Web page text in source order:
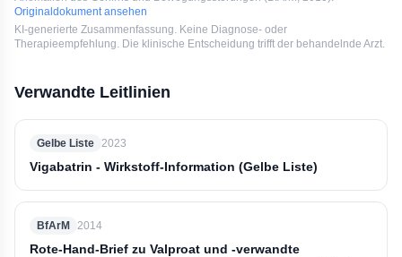
Originaldokument ansehen
KI-generierte Zusammenfassung. Keine Diagnose- oder
Therapieempfehlung. Die klinische Entscheidung trifft der behandelnde Arzt.
Verwandte Leitlinien
Gelbe Liste 2023
Vigabatrin - Wirkstoff-Information (Gelbe Liste)
BfArM 2014
Rote-Hand-Brief zu Valproat und -verwandte